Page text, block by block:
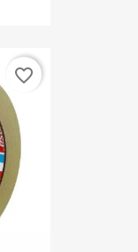
favorite_border